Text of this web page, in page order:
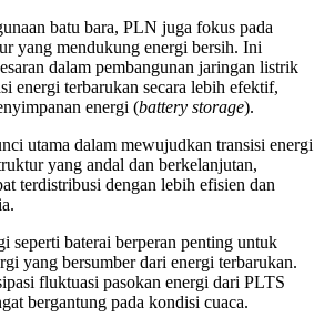
batu bara, PLN juga fokus pada
yang mendukung energi bersih. Ini
dalam pembangunan jaringan listrik
energi terbarukan secara lebih efektif,
energi (battery storage).
utama dalam mewujudkan transisi energi
yang andal dan berkelanjutan,
terdistribusi dengan lebih efisien dan
seperti baterai berperan penting untuk
yang bersumber dari energi terbarukan.
fluktuasi pasokan energi dari PLTS
bergantung pada kondisi cuaca.